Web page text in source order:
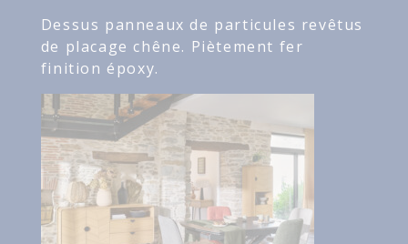
Dessus panneaux de particules revêtus
de placage chêne. Piètement fer
finition époxy.